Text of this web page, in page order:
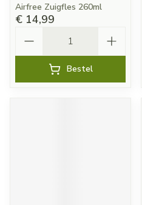
Airfree Zuigfles 260ml
€ 14,99
Bestel